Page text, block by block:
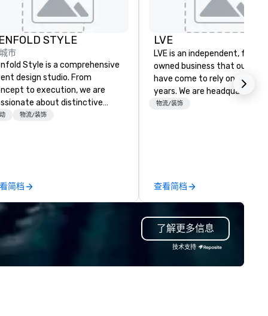
STYLE
市
Style is a comprehensive
design studio. From
to execution, we are
about distinctive
for the best
物流/装饰
简档
LVE
LVE is an independent, family
owned business that our
have come to rely on for
years. We are headquartered
Las Vegas and have satellite
contracting, custom exhibit
building, graphic design,
and logistics. We are able to
troubleshoot any problem
our extensive knowledge and
implement the right
物流/装饰
查看简档
了解更多信息
技术支持